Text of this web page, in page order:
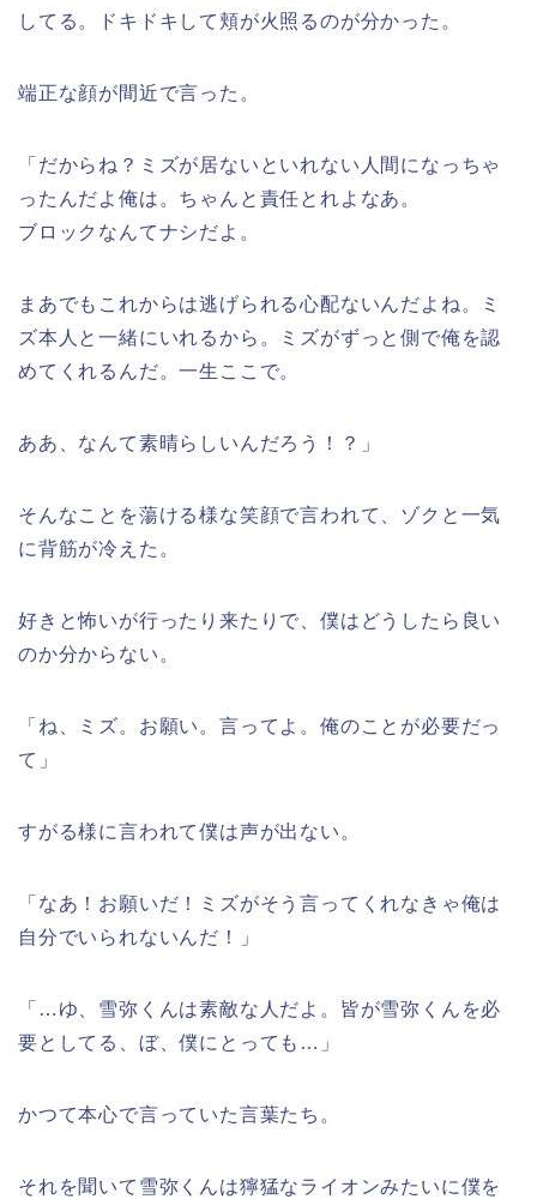
してる。ドキドキして頬が火照るのが分かった。
端正な顔が間近で言った。
「だからね？ミズが居ないといれない人間になっちゃ
ったんだよ俺は。ちゃんと責任とれよなあ。
ブロックなんてナシだよ。
まあでもこれからは逃げられる心配ないんだよね。ミ
ズ本人と一緒にいれるから。ミズがずっと側で俺を認
めてくれるんだ。一生ここで。
ああ、なんて素晴らしいんだろう！？」
そんなことを蕩ける様な笑顔で言われて、ゾクと一気
に背筋が冷えた。
好きと怖いが行ったり来たりで、僕はどうしたら良い
のか分からない。
「ね、ミズ。お願い。言ってよ。俺のことが必要だっ
て」
すがる様に言われて僕は声が出ない。
「なあ！お願いだ！ミズがそう言ってくれなきゃ俺は
自分でいられないんだ！」
「…ゆ、雪弥くんは素敵な人だよ。皆が雪弥くんを必
要としてる、ぼ、僕にとっても…」
かつて本心で言っていた言葉たち。
それを聞いて雪弥くんは獰猛なライオンみたいに僕を